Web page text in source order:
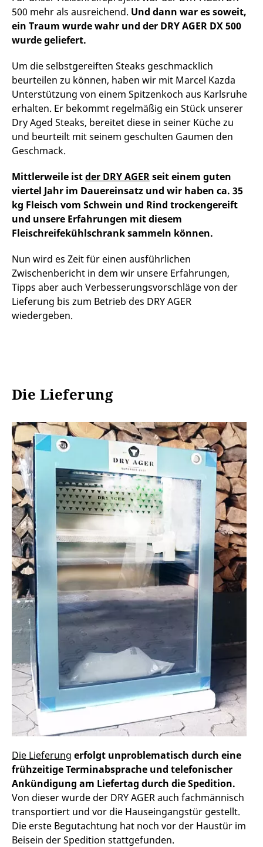
500 mehr als ausreichend. Und dann war es soweit,
ein Traum wurde wahr und der DRY AGER DX 500
wurde geliefert.
Um die selbstgereiften Steaks geschmacklich
beurteilen zu können, haben wir mit Marcel Kazda
Unterstützung von einem Spitzenkoch aus Karlsruhe
erhalten. Er bekommt regelmäßig ein Stück unserer
Dry Aged Steaks, bereitet diese in seiner Küche zu
und beurteilt mit seinem geschulten Gaumen den
Geschmack.
Mittlerweile istder DRY AGERseit einem guten
viertel Jahr im Dauereinsatz und wir haben ca. 35
kg Fleisch vom Schwein und Rind trockengereift
und unsere Erfahrungen mit diesem
Fleischreifekühlschrank sammeln können.
Nun wird es Zeit für einen ausführlichen
Zwischenbericht in dem wir unsere Erfahrungen,
Tipps aber auch Verbesserungsvorschläge von der
Lieferung bis zum Betrieb des DRY AGER
wiedergeben.
Die Lieferung
Die Lieferung erfolgt unproblematisch durch eine
frühzeitige Terminabsprache und telefonischer
Ankündigung am Liefertag durch die Spedition.
Von dieser wurde der DRY AGER auch fachmännisch
transportiert und vor die Hauseingangstür gestellt.
Die erste Begutachtung hat noch vor der Haustür im
Beisein der Spedition stattgefunden.